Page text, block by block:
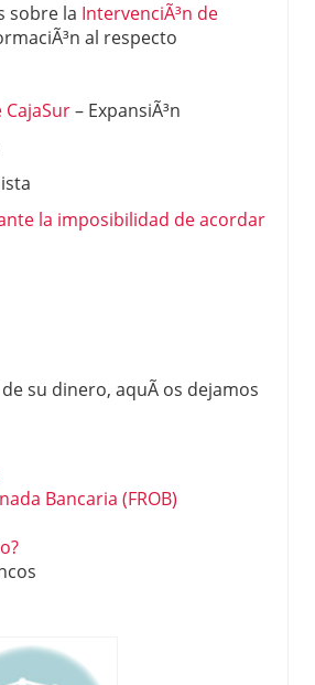
sobre la IntervenciÃ³n de
al respecto
– ExpansiÃ³n
la imposibilidad de acordar
su dinero, aquÃ­ os dejamos
Bancaria (FROB)